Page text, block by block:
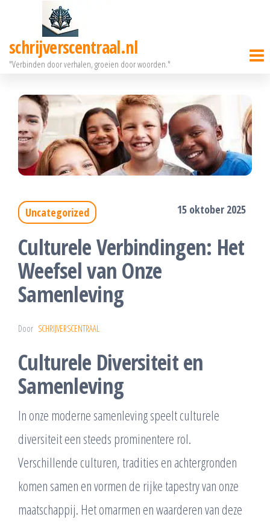
deschrijverscentraal.nl
"Verbinden door verhalen, groeien door woorden."
Uncategorized 15 oktober 2025
Culturele Verbindingen: Het
Weefsel van Onze
Samenleving
Door SCHRIJVERSCENTRAAL
Culturele Diversiteit en
Samenleving
In onze moderne samenleving speelt culturele
diversiteit een steeds prominentere rol.
Verschillende culturen, tradities en achtergronden
komen samen en vormen de rijke tapestry van onze
maatschappij. Het omarmen en waarderen van deze